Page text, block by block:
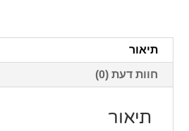
תיאור
חוות דעת (0)
תיאור